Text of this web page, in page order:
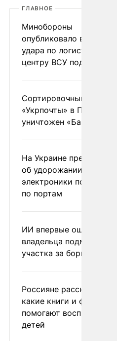
ГЛАВНОЕ
Минобороны
опубликовало видео
удара по
центру ВСУ под Киевом
Сортировочный пункт
«Укрпочты» в
уничтожен
На Украине
об удорожании
электроники после
по портам
ИИ впервые
владельца
участка за борщевик
Россияне рассказали,
какие книги и фильмы
помогают воспитывать
детей